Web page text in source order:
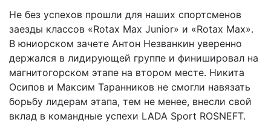
Не без успехов прошли для наших спортсменов
заезды классов «Rotax Max Junior» и «Rotax Max».
В юниорском зачете Антон Незванкин уверенно
держался в лидирующей группе и финишировал на
магнитогорском этапе на втором месте. Никита
Осипов и Максим Таранников не смогли навязать
борьбу лидерам этапа, тем не менее, внесли свой
вклад в командные успехи LADA Sport ROSNEFT.